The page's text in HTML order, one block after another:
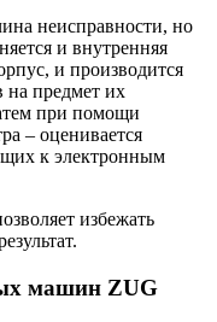
неисправности, но
и внутренняя
и производится
на предмет их
при помощи
– оценивается
к электронным
избежать
машин ZUG